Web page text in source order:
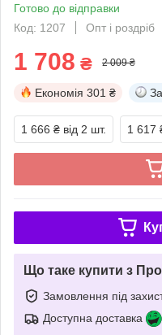
Готово до відправки
Код: 1207
Опт і роздріб
1 708 ₴ 2 009 ₴
Економія 301 ₴
1 666 ₴ від 2 шт. 1 617
Що таке купити з
Замовлення під
Доступна доставка